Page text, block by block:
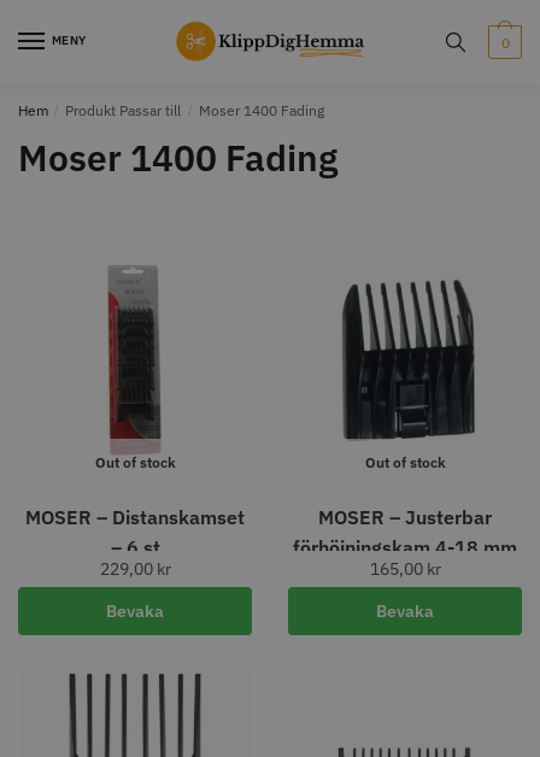
MENY 0
Hem / Produkt Passar till / Moser 1400 Fading
Moser 1400 Fading
Out of stock
MOSER – Distanskamset
– 6 st
229,00 kr
Bevaka
Out of stock
MOSER – Justerbar
förhöjningskam 4-18 mm
165,00 kr
Bevaka
WAHL - Cordless MagicClip
1849.00 kr
12% Rabatt
Solidcos Wolf - 5.5"
499.00 kr
Info
STORSÄLJARE